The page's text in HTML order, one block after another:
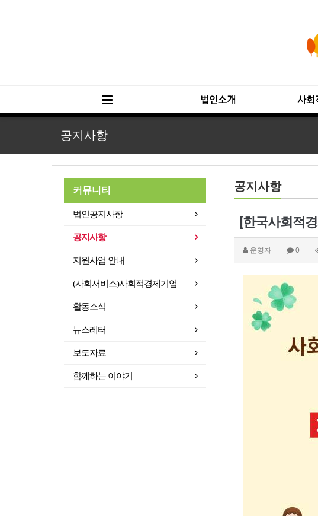
법인소개 사회
공지사항
공지사항
[한국사회적
운영자 0
커뮤니티
법인공지사항
공지사항
지원사업 안내
(사회서비스)사회적경제기업
활동소식
뉴스레터
보도자료
함께하는 이야기